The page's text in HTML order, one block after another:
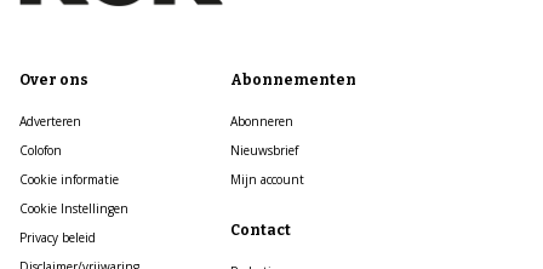
Over ons
Adverteren
Colofon
Cookie informatie
Cookie Instellingen
Privacy beleid
Abonnementen
Abonneren
Nieuwsbrief
Mijn account
Contact